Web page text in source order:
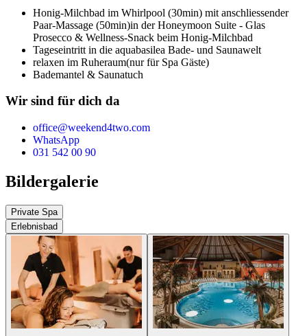
Honig-Milchbad im Whirlpool (30min) mit anschliessender
Paar-Massage (50min)in der Honeymoon Suite - Glas
Prosecco & Wellness-Snack beim Honig-Milchbad
Tageseintritt in die aquabasilea Bade- und Saunawelt
relaxen im Ruheraum(nur für Spa Gäste)
Bademantel & Saunatuch
Wir sind für dich da
office@weekend4two.com
WhatsApp
031 542 00 90
Bildergalerie
Private Spa
Erlebnisbad